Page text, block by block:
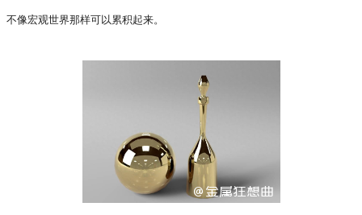
不像宏观世界那样可以累积起来。